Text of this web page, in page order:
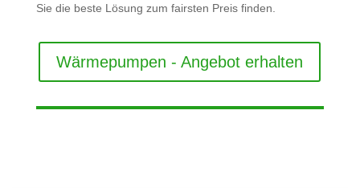
Sie die beste Lösung zum fairsten Preis finden.
Wärmepumpen - Angebot erhalten